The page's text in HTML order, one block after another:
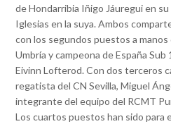
de Hondarribia Iñigo Jáuregui en
Iglesias en la suya. Ambos
con los segundos puestos a
Umbría y campeona de España
Eivinn Lofterod. Con dos terceros
regatista del CN Sevilla, Miguel
integrante del equipo del RCMT
Los cuartos puestos han sido para